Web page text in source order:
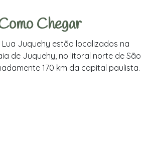
Chegar
Lua Juquehy estão localizados na
de Juquehy, no litoral norte de São
170 km da capital paulista.